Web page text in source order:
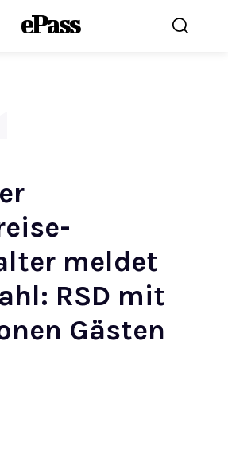
ePass
meldet
RSD mit
Gästen